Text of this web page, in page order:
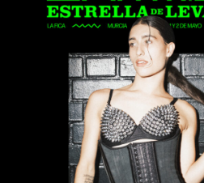
Fukcnormal